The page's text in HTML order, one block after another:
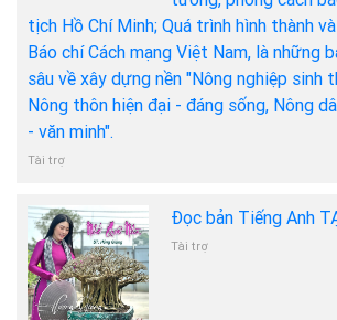
tịch Hồ Chí Minh; Quá trình hình thành
Báo chí Cách mạng Việt Nam, là những
sâu về xây dựng nền "Nông nghiệp sinh
Nông thôn hiện đại - đáng sống, Nông
- văn minh".
Tài trợ
Đọc bản Tiếng Anh
Tài trợ